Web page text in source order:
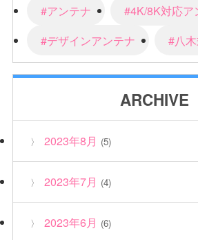
#アンテナ
#4K/8K対応ア
#デザインアンテナ
#八
ARCHIVE
2023年8月 (5)
2023年7月 (4)
2023年6月 (6)